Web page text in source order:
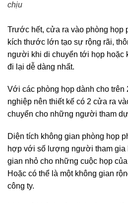
chịu
Trước hết, cửa ra vào phòng họp
kích thước lớn tạo sự rộng rãi,
người khi di chuyển tới họp hoặc
đi lại dễ dàng nhất.
Với các phòng họp dành cho
nghiệp nên thiết kế có 2 cửa ra
chuyển cho những người tham
Diện tích không gian phòng họp
hợp với số lượng người tham gia
gian nhỏ cho những cuộc họp
Hoặc có thể là một không gian
công ty.